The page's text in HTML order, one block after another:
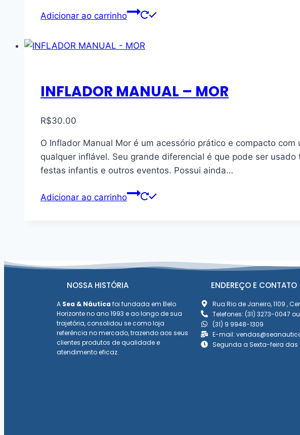
Adicionar ao carrinho
INFLADOR MANUAL – MOR
R$30.00
O Inflador Manual Mor é um acessório prático e compacto
qualquer inflável. Seu grande diferencial é que pode ser
festas infantis e outros eventos. Possui ainda…
Adicionar ao carrinho
NOSSA HISTÓRIA
A Sea & Náutica foi fundada em Belo
Horizonte no ano 1993 e ao longo de sua
trajetória, consolidou se como loja
referência no mercado, trazendo aos seus
clientes produtos de qualidade e
atendimento eficaz.
ENDEREÇO E CONTATO
Rua Rio de Janeiro, 1109 ,
Telefones: (31) 3273-0047
(31) 9 9948-1309
E-mail:
Segunda a Sexta-feira das